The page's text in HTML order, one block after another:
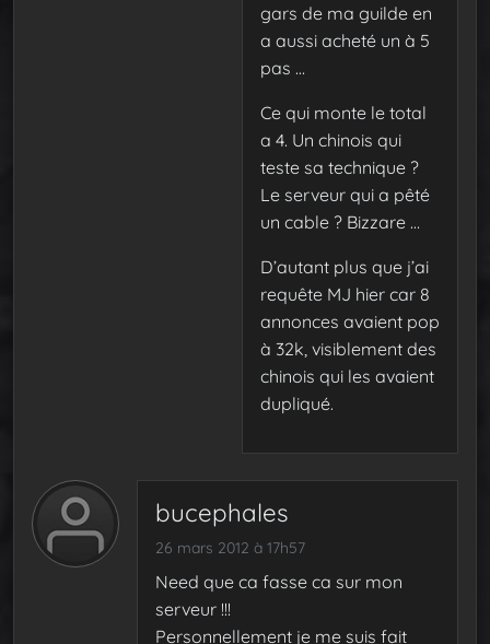
gars de ma guilde en
a aussi acheté un à 5
pas …
Ce qui monte le total
a 4. Un chinois qui
teste sa technique ?
Le serveur qui a pêté
un cable ? Bizzare …
D’autant plus que j’ai
requête MJ hier car 8
annonces avaient pop
à 32k, visiblement des
chinois qui les avaient
dupliqué.
bucephales
26 mars 2012 à 17h57
Need que ca fasse ca sur mon
serveur !!!
Personnellement je me suis fait